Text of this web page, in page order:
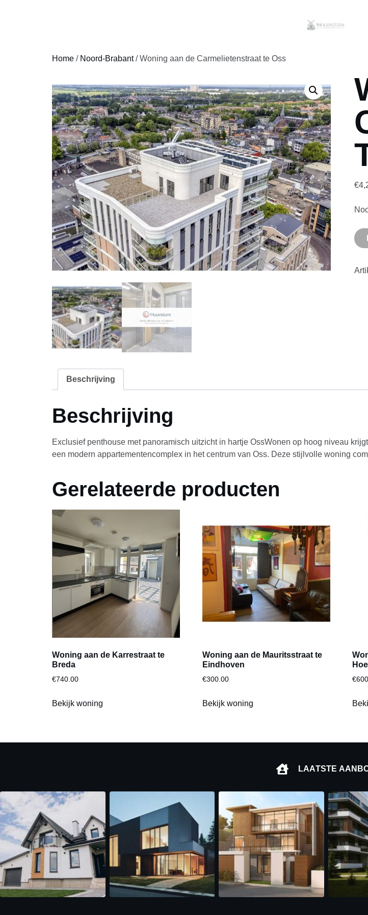
Home / Noord-Brabant/ Woning aan de Carmelietenstraat te Oss
€
Beschrijving
Beschrijving
Exclusief penthouse met panoramisch uitzicht in hartje OssWonen op hoog niveau
een modern appartementencomplex in het centrum van Oss. Deze stijlvolle woning
Gerelateerde producten
Woning aan de Karrestraat te
Breda
€740.00
Bekijk woning
Woning aan de Mauritsstraat te
Eindhoven
€300.00
Bekijk woning
€
LAATSTE